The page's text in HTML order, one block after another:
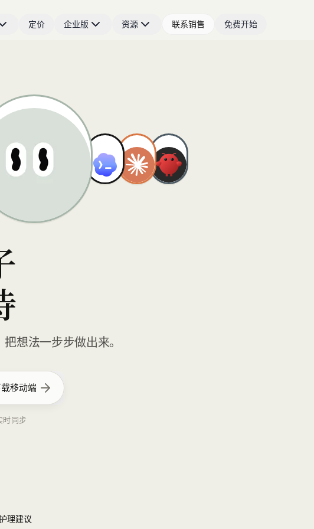
定价 企业版 资源 联系销售 免费开始
想法一步步做出来。
移动端
时同步
理建议